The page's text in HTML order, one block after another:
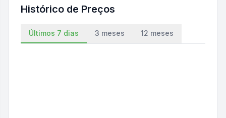
Histórico de Preços
Últimos 7 dias 3 meses 12 meses